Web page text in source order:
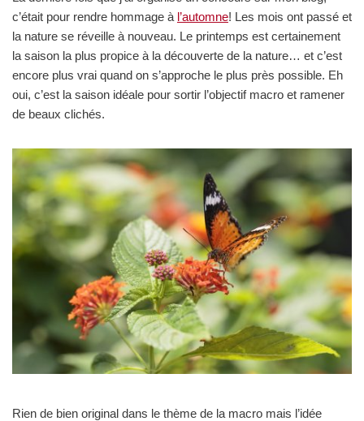
c’était pour rendre hommage à l’automne! Les mois ont passé et
la nature se réveille à nouveau. Le printemps est certainement
la saison la plus propice à la découverte de la nature… et c’est
encore plus vrai quand on s’approche le plus près possible. Eh
oui, c’est la saison idéale pour sortir l’objectif macro et ramener
de beaux clichés.
Rien de bien original dans le thème de la macro mais l’idée